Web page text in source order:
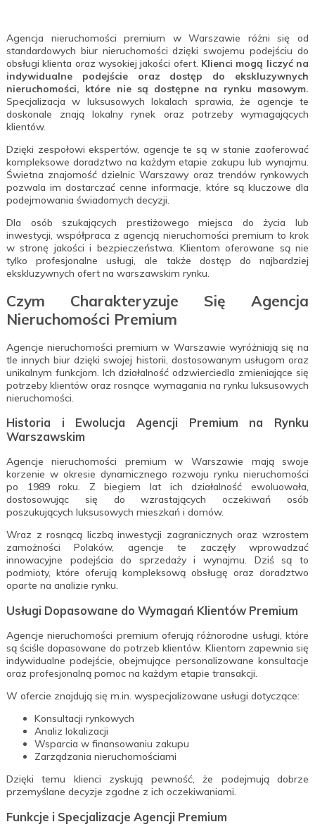
Agencja nieruchomości premium w Warszawie różni się od
standardowych biur nieruchomości dzięki swojemu podejściu do
obsługi klienta oraz wysokiej jakości ofert. Klienci mogą liczyć na
indywidualne podejście oraz dostęp do ekskluzywnych
nieruchomości, które nie są dostępne na rynku masowym.
Specjalizacja w luksusowych lokalach sprawia, że agencje te
doskonale znają lokalny rynek oraz potrzeby wymagających
klientów.
Dzięki zespołowi ekspertów, agencje te są w stanie zaoferować
kompleksowe doradztwo na każdym etapie zakupu lub wynajmu.
Świetna znajomość dzielnic Warszawy oraz trendów rynkowych
pozwala im dostarczać cenne informacje, które są kluczowe dla
podejmowania świadomych decyzji.
Dla osób szukających prestiżowego miejsca do życia lub
inwestycji, współpraca z agencją nieruchomości premium to krok
w stronę jakości i bezpieczeństwa. Klientom oferowane są nie
tylko profesjonalne usługi, ale także dostęp do najbardziej
ekskluzywnych ofert na warszawskim rynku.
Czym Charakteryzuje Się Agencja
Nieruchomości Premium
Agencje nieruchomości premium w Warszawie wyróżniają się na
tle innych biur dzięki swojej historii, dostosowanym usługom oraz
unikalnym funkcjom. Ich działalność odzwierciedla zmieniające się
potrzeby klientów oraz rosnące wymagania na rynku luksusowych
nieruchomości.
Historia i Ewolucja Agencji Premium na Rynku
Warszawskim
Agencje nieruchomości premium w Warszawie mają swoje
korzenie w okresie dynamicznego rozwoju rynku nieruchomości
po 1989 roku. Z biegiem lat ich działalność ewoluowała,
dostosowując się do wzrastających oczekiwań osób
poszukujących luksusowych mieszkań i domów.
Wraz z rosnącą liczbą inwestycji zagranicznych oraz wzrostem
zamożności Polaków, agencje te zaczęły wprowadzać
innowacyjne podejścia do sprzedaży i wynajmu. Dziś są to
podmioty, które oferują kompleksową obsługę oraz doradztwo
oparte na analizie rynku.
Usługi Dopasowane do Wymagań Klientów Premium
Agencje nieruchomości premium oferują różnorodne usługi, które
są ściśle dopasowane do potrzeb klientów. Klientom zapewnia się
indywidualne podejście, obejmujące personalizowane konsultacje
oraz profesjonalną pomoc na każdym etapie transakcji.
W ofercie znajdują się m.in. wyspecjalizowane usługi dotyczące:
Konsultacji rynkowych
Analiz lokalizacji
Wsparcia w finansowaniu zakupu
Zarządzania nieruchomościami
Dzięki temu klienci zyskują pewność, że podejmują dobrze
przemyślane decyzje zgodne z ich oczekiwaniami.
Funkcje i Specjalizacje Agencji Premium